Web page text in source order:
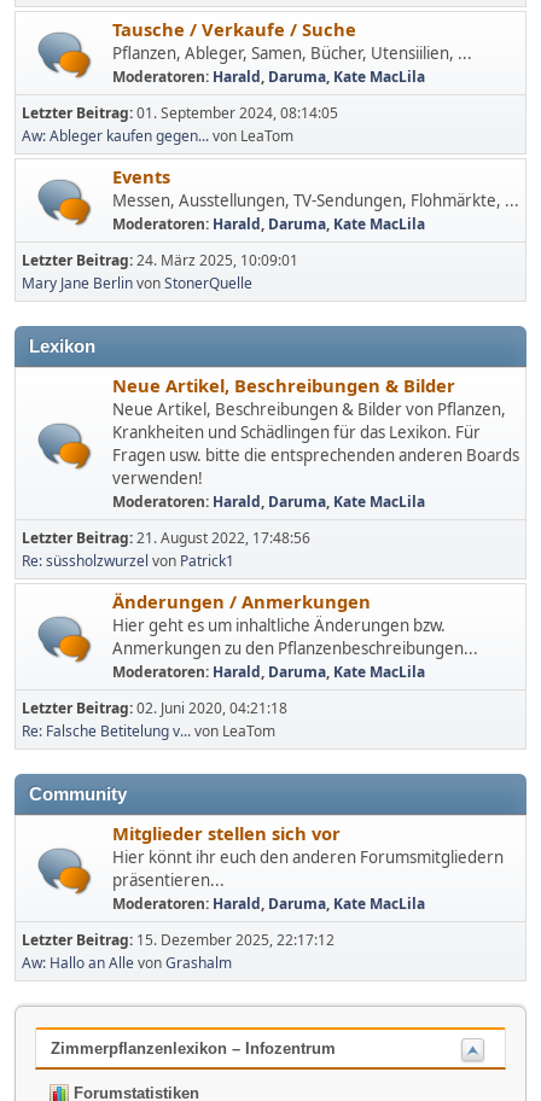
Tausche / Verkaufe / Suche
Pflanzen, Ableger, Samen, Bücher, Utensiilien, ...
Moderatoren: Harald, Daruma, Kate MacLila
Letzter Beitrag:01. September 2024, 08:14:05
Aw: Ableger kaufen gegen...von LeaTom
Events
Messen, Ausstellungen, TV-Sendungen, Flohmärkte, ...
Moderatoren: Harald, Daruma, Kate MacLila
Letzter Beitrag:24. März 2025, 10:09:01
Mary Jane BerlinvonStonerQuelle
Lexikon
Neue Artikel, Beschreibungen & Bilder
Neue Artikel, Beschreibungen & Bilder von Pflanzen,
Krankheiten und Schädlingen für das Lexikon. Für
Fragen usw. bitte die entsprechenden anderen Boards
verwenden!
Moderatoren: Harald, Daruma, Kate MacLila
Letzter Beitrag:21. August 2022, 17:48:56
Re: süssholzwurzel von Patrick1
Änderungen / Anmerkungen
Hier geht es um inhaltliche Änderungen bzw.
Anmerkungen zu den Pflanzenbeschreibungen...
Moderatoren: Harald, Daruma, Kate MacLila
Letzter Beitrag:02. Juni 2020, 04:21:18
Re: Falsche Betitelung v...von LeaTom
Community
Mitglieder stellen sich vor
Hier könnt ihr euch den anderen Forumsmitgliedern
präsentieren...
Moderatoren: Harald, Daruma, Kate MacLila
Letzter Beitrag: 15. Dezember 2025, 22:17:12
Aw: Hallo an AllevonGrashalm
Zimmerpflanzenlexikon – Infozentrum
Forumstatistiken